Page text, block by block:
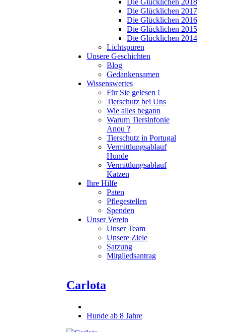
Die Glücklichen 2018
Die Glücklichen 2017
Die Glücklichen 2016
Die Glücklichen 2015
Die Glücklichen 2014
Lichtspuren
Unsere Geschichten
Blog
Gedankensamen
Wissenswertes
Für Sie gelesen !
Tierschutz bei Uns
Wie alles begann
Warum Tiersinfonie
Anou ?
Tierschutz in Portugal
Vermittlungsablauf
Hunde
Vermittlungsablauf
Katzen
Ihre Hilfe
Paten
Pflegestellen
Spenden
Unser Verein
Unser Team
Unsere Ziele
Satzung
Mitgliedsantrag
Carlota
Hunde ab 8 Jahre